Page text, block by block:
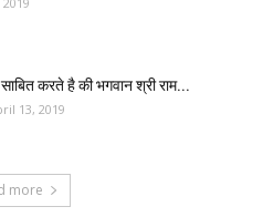
करते है की भगवान श्री राम...
13, 2019
more